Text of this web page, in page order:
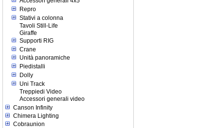
Repro
Stativi a colonna
Tavoli Still-Life
Giraffe
Supporti RIG
Crane
Unità panoramiche
Piedistalli
Dolly
Uni Track
Treppiedi Video
Accessori generali video
Canson Infinity
Chimera Lighting
Cobraunion